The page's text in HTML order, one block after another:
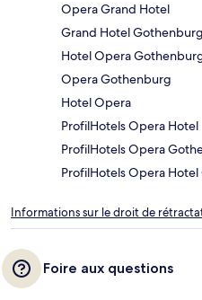
Opera Grand Hotel
Grand Hotel Gothenburg
Hotel Opera
Opera Gothenburg
Hotel Opera
ProfilHotels Opera Hotel
ProfilHotels Opera
ProfilHotels Opera
Informations sur le droit de
Foire aux questions